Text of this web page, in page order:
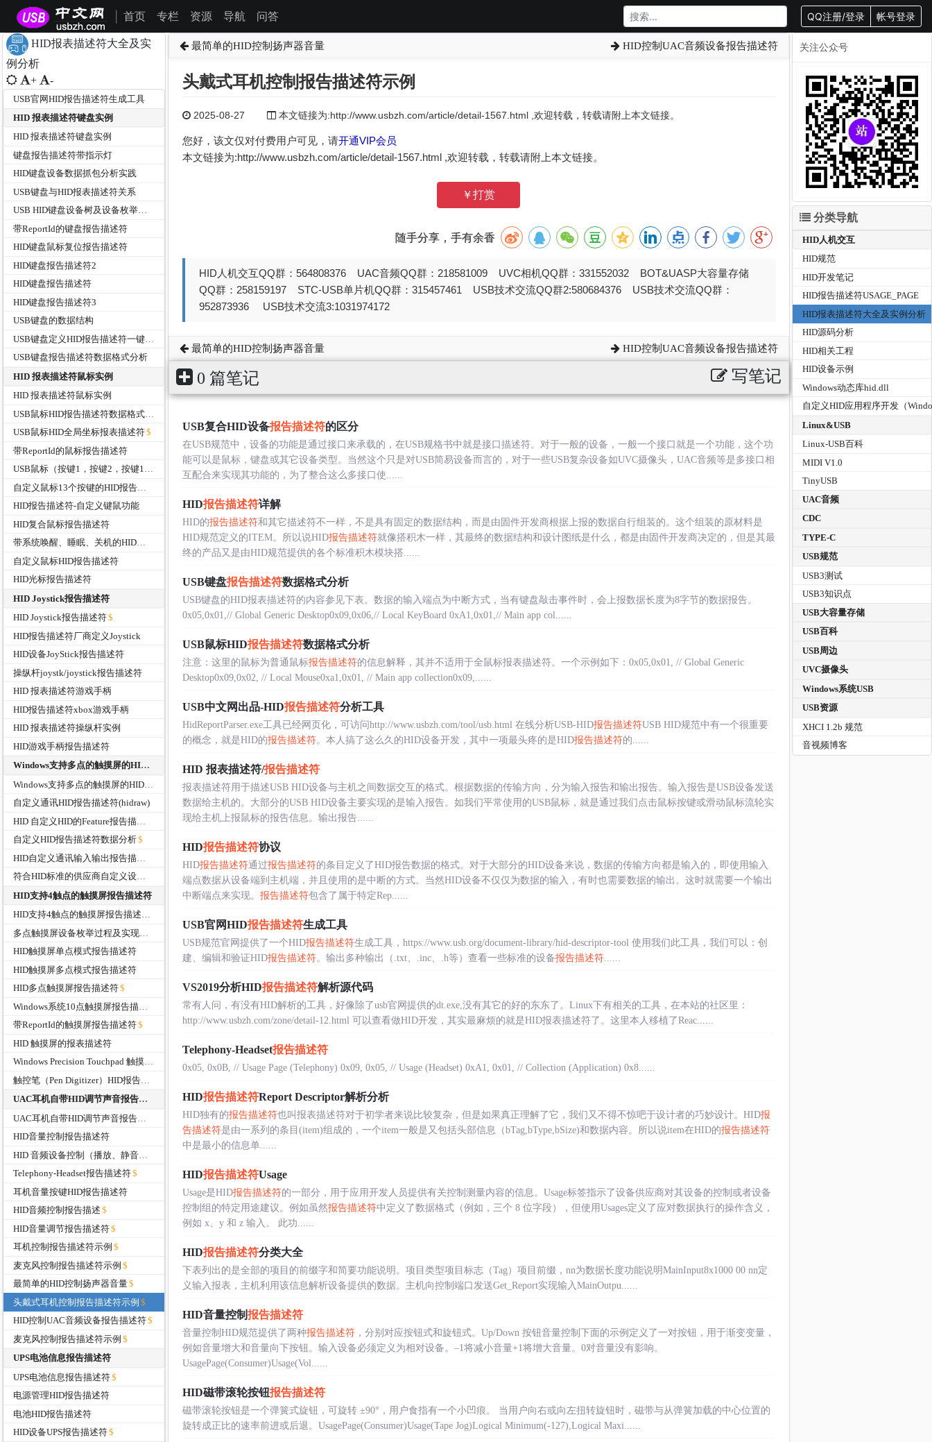
首页 专栏 资源 导航 问答 QQ注册/登录 帐号登录
HID报表描述符大全及实
例分析
+ -
USB官网HID报告描述符生成工具
HID 报表描述符键盘实例
HID 报表描述符键盘实例
键盘报告描述符带指示灯
HID键盘设备数据抓包分析实践
USB键盘与HID报表描述符关系
USB HID键盘设备树及设备枚举过程分析
带ReportId的键盘报告描述符
HID键盘鼠标复位报告描述符
HID键盘报告描述符2
HID键盘报告描述符
HID键盘报告描述符3
USB键盘的数据结构
USB键盘报告描述符数据格式分析
HID 报表描述符鼠标实例
HID 报表描述符鼠标实例
USB鼠标HID全局坐标报表描述符
带ReportId的鼠标报告描述符
USB鼠标（按键1，按键2，按键12）HID报告描术符
HID报告描述符-自定义键鼠功能
HID复合鼠标报告描述符
带系统唤醒、睡眠、关机的HID鼠标报告描述符
自定义鼠标HID报告描述符
HID光标报告描述符
HID Joystick报告描述符
HID Joystick报告描述符
HID报告描述符厂商定义Joystick
HID设备JoyStick报告描述符
操纵杆joystk/joystick报告描述符
HID 报表描述符游戏手柄
HID报告描述符xbox游戏手柄
HID 报表描述符操纵杆实例
HID游戏手柄报告描述符
Windows支持多点的触摸屏的HID报告描述符
自定义通讯HID报告描述符(hidraw)
自定义HID报告描述符数据分析
符合HID标准的供应商自定义设备HID报告描述符
HID支持4触点的触摸屏报告描述符
HID支持4触点的触摸屏报告描述符
HID触摸屏单点模式报告描述符
HID触摸屏多点模式报告描述符
HID多点触摸屏报告描述符
带ReportId的触摸屏报告描述符
HID 触摸屏的报表描述符
Windows Precision Touchpad 触摸板报告描述符
UAC耳机自带HID调节声音报告描述符
HID音量控制报告描述符
Telephony-Headset报告描述符
耳机音量按键HID报告描述符
HID音频控制报告描述
HID音量调节报告描述符
耳机控制报告描述符示例
麦克风控制报告描述符示例
最简单的HID控制扬声器音量
头戴式耳机控制报告描述符示例
HID控制UAC音频设备报告描述符
麦克风控制报告描述符示例
UPS电池信息报告描述符
UPS电池信息报告描述符
电源管理HID报告描述符
电池HID报告描述符
HID设备UPS报告描述符
最简单的HID控制扬声器音量 HID控制UAC音频设备报告描述符
头戴式耳机控制报告描述符示例
2025-08-27 本文链接为:http://www.usbzh.com/article/detail-1567.html ,欢迎转载，转载请附上本文链接。
您好，该文仅对付费用户可见，请开通VIP会员
本文链接为:http://www.usbzh.com/article/detail-1567.html ,欢迎转载，转载请附上本文链接。
￥打赏
随手分享，手有余香
HID人机交互QQ群：564808376 UAC音频QQ群：218581009 UVC相机QQ群：331552032 BOT&UASP大容量存储
QQ群：258159197 STC-USB单片机QQ群：315457461 USB技术交流QQ群2:580684376 USB技术交流QQ群：
952873936 USB技术交流3:1031974172
最简单的HID控制扬声器音量 HID控制UAC音频设备报告描述符
0 篇笔记 写笔记
USB复合HID设备报告描述符的区分
在USB规范中，设备的功能是通过接口来承载的，在USB规格书中就是接口描述符。对于一般的设备，一般一个接口就是一个功能，这个功
能可以是鼠标，键盘或其它设备类型。当然这个只是对USB简易设备而言的，对于一些USB复杂设备如UVC摄像头，UAC音频等是多接口相
互配合来实现其功能的，为了整合这么多接口使......
HID报告描述符详解
HID的报告描述符和其它描述符不一样，不是具有固定的数据结构，而是由固件开发商根据上报的数据自行组装的。这个组装的原材料是
HID规范定义的ITEM。所以说HID报告描述符就像搭积木一样，其最终的数据结构和设计图纸是什么，都是由固件开发商决定的，但是其最
终的产品又是由HID规范提供的各个标准积木模块搭......
USB键盘报告描述符数据格式分析
USB键盘的HID报表描述符的内容参见下表。数据的输入端点为中断方式，当有键盘敲击事件时，会上报数据长度为8字节的数据报告。
0x05,0x01,// Global Generic Desktop0x09,0x06,// Local KeyBoard 0xA1,0x01,// Main app col......
USB鼠标HID报告描述符数据格式分析
注意：这里的鼠标为普通鼠标报告描述符的信息解释，其并不适用于全鼠标报表描述符。一个示例如下：0x05,0x01, // Global Generic
Desktop0x09,0x02, // Local Mouse0xa1,0x01, // Main app collection0x09,......
USB中文网出品-HID报告描述符分析工具
HidReportParser.exe工具已经网页化，可访问http://www.usbzh.com/tool/usb.html 在线分析USB-HID报告描述符USB HID规范中有一个很重要
的概念，就是HID的报告描述符。本人搞了这么久的HID设备开发，其中一项最头疼的是HID报告描述符的......
HID 报表描述符/报告描述符
报表描述符用于描述USB HID设备与主机之间数据交互的格式。根据数据的传输方向，分为输入报告和输出报告。输入报告是USB设备发送
数据给主机的。大部分的USB HID设备主要实现的是输入报告。如我们平常使用的USB鼠标，就是通过我们点击鼠标按键或滑动鼠标流轮实
现给主机上报鼠标的报告信息。输出报告......
HID报告描述符协议
HID报告描述符通过报告描述符的条目定义了HID报告数据的格式。对于大部分的HID设备来说，数据的传输方向都是输入的，即使用输入
端点数据从设备端到主机端，并且使用的是中断的方式。当然HID设备不仅仅为数据的输入，有时也需要数据的输出。这时就需要一个输出
中断端点来实现。 报告描述符包含了属于特定Rep......
USB官网HID报告描述符生成工具
USB规范官网提供了一个HID报告描述符生成工具，https://www.usb.org/document-library/hid-descriptor-tool 使用我们此工具，我们可以：创
建、编辑和验证HID报告描述符。输出多种输出（.txt、.inc、.h等）查看一些标准的设备报告描述符......
VS2019分析HID报告描述符解析源代码
常有人问，有没有HID解析的工具，好像除了usb官网提供的dt.exe,没有其它的好的东东了。Linux下有相关的工具，在本站的社区里：
http://www.usbzh.com/zone/detail-12.html 可以查看做HID开发，其实最麻烦的就是HID报表描述符了。这里本人移植了Reac......
Telephony-Headset报告描述符
0x05, 0x0B, // Usage Page (Telephony) 0x09, 0x05, // Usage (Headset) 0xA1, 0x01, // Collection (Application) 0x8......
HID报告描述符Report Descriptor解析分析
HID独有的报告描述符也叫报表描述符对于初学者来说比较复杂，但是如果真正理解了它，我们又不得不惊吧于设计者的巧妙设计。HID报
告描述符是由一系列的条目(item)组成的，一个item一般是又包括头部信息（bTag,bType,bSize)和数据内容。所以说item在HID的报告描述符
中是最小的信息单......
HID报告描述符Usage
Usage是HID报告描述符的一部分，用于应用开发人员提供有关控制测量内容的信息。Usage标签指示了设备供应商对其设备的控制或者设备
控制组的特定用途建议。例如虽然报告描述符中定义了数据格式（例如，三个 8 位字段），但使用Usages定义了应对数据执行的操作含义，
例如 x、y 和 z 输入。 此功......
HID报告描述符分类大全
下表列出的是全部的项目的前缀字和简要功能说明。项目类型项目标志（Tag）项目前缀，nn为数据长度功能说明MainInput8x1000 00 nn定
义输入报表，主机利用该信息解析设备提供的数据。主机向控制端口发送Get_Report实现输入MainOutpu......
HID音量控制报告描述符
音量控制HID规范提供了两种报告描述符，分别对应按钮式和旋钮式。Up/Down 按钮音量控制下面的示例定义了一对按钮，用于渐变变量，
例如音量增大和音量向下按钮。输入设备必须定义为相对设备。–1将减小音量+1将增大音量。0对音量没有影响。
UsagePage(Consumer)Usage(Vol......
HID磁带滚轮按钮报告描述符
磁带滚轮按钮是一个弹簧式旋钮，可旋转 ±90°，用户食指有一个小凹痕。 当用户向右或向左扭转旋钮时，磁带与从弹簧加载的中心位置的
旋转成正比的速率前进或后退。UsagePage(Consumer)Usage(Tape Jog)Logical Minimum(-127),Logical Maxi......
关注公众号
分类导航
HID人机交互
HID规范
HID开发笔记
HID报告描述符USAGE_PAGE
HID报表描述符大全及实例分析
HID源码分析
HID相关工程
HID设备示例
Windows动态库hid.dll
自定义HID应用程序开发（
Linux&USB
Linux-USB百科
MIDI V1.0
TinyUSB
UAC音频
CDC
TYPE-C
USB规范
USB3测试
USB3知识点
USB大容量存储
USB百科
USB周边
UVC摄像头
Windows系统USB
USB资源
XHCI 1.2b 规范
音视频博客